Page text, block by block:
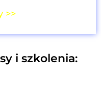
>>
i szkolenia: